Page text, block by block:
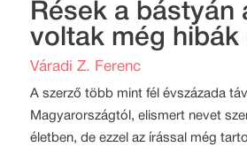
Rések a bástyán
voltak még hibák
Váradi Z. Ferenc
A szerző több mint fél évszázada
Magyarországtól, elismert nevet
életben, de ezzel az írással még